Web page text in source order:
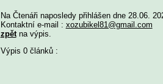
Na Čtenáři naposledy přihlášen dne 28.06.
Kontaktní e-mail : xozubikel81@gmail.com
zpětna výpis.
Výpis 0 článků :